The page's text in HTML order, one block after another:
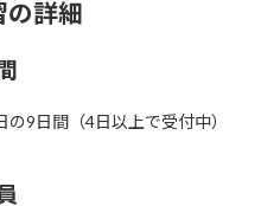
の詳細
9日間（4日以上で受付中）